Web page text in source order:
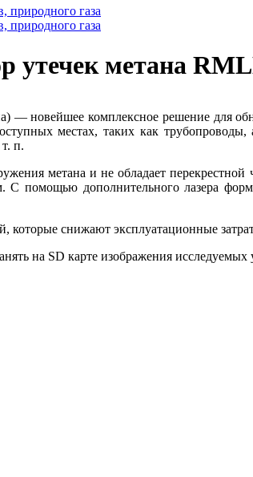
природного газа
природного газа
утечек метана
— новейшее комплексное решение для
местах, таких как
п.
метана и не обладает
С помощью дополнительного лазера
которые снижают эксплуатационные
на SD карте изображения